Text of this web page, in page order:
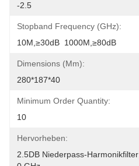
-2.5
Stopband Frequency (GHz):
10M,≥30dB  1000M,≥80dB
Dimensions (mm):
280*187*40
Minimum Order Quantity:
10
Hervorheben:
2.5DB Niederpass-Harmonikfilter